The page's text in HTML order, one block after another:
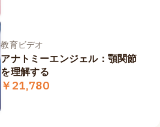
教育ビデオ
アナトミーエンジェル：顎関節
を理解する
￥21,780